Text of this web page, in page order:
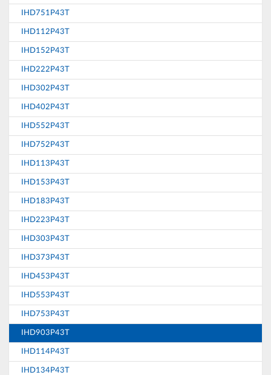
IHD751P43T
IHD112P43T
IHD152P43T
IHD222P43T
IHD302P43T
IHD402P43T
IHD552P43T
IHD752P43T
IHD113P43T
IHD153P43T
IHD183P43T
IHD223P43T
IHD303P43T
IHD373P43T
IHD453P43T
IHD553P43T
IHD753P43T
IHD903P43T
IHD114P43T
IHD134P43T